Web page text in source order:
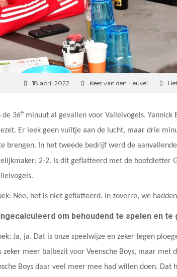
18 april 2022 Kees van den Heuvel
de 36e minuut al gevallen voor Valleivogels. Yannick
Er leek geen vuiltje aan de lucht, maar drie
brengen. In het tweede bedrijf werd de
2-2. Is dit geflatteerd met de hoofdletter
Nee, het is niet geflatteerd. In zoverre, we
om behoudend te spelen en te
Ja, ja. Dat is onze speelwijze en zeker tegen
meer balbezit voor Veensche Boys, maar met
Boys daar veel meer mee had willen doen. Dat